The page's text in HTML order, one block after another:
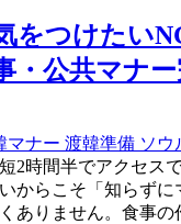
をつけたい
・公共マナ
マナー 渡韓準備 ソウ
2時間半でアクセス
からこそ「知らずに
ありません。食事